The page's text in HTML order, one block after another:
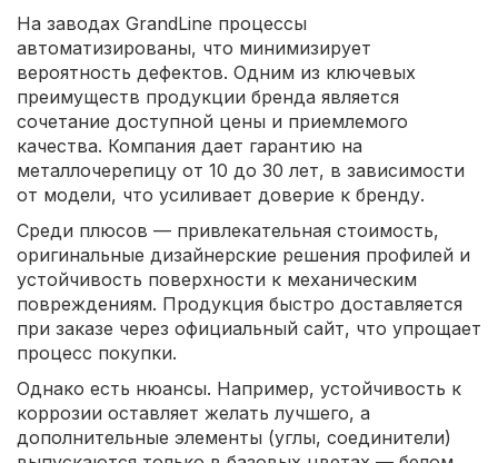
На заводах GrandLine процессы
автоматизированы, что минимизирует
вероятность дефектов. Одним из ключевых
преимуществ продукции бренда является
сочетание доступной цены и приемлемого
качества. Компания дает гарантию на
металлочерепицу от 10 до 30 лет, в зависимости
от модели, что усиливает доверие к бренду.
Среди плюсов — привлекательная стоимость,
оригинальные дизайнерские решения профилей и
устойчивость поверхности к механическим
повреждениям. Продукция быстро доставляется
при заказе через официальный сайт, что упрощает
процесс покупки.
Однако есть нюансы. Например, устойчивость к
коррозии оставляет желать лучшего, а
дополнительные элементы (углы, соединители)